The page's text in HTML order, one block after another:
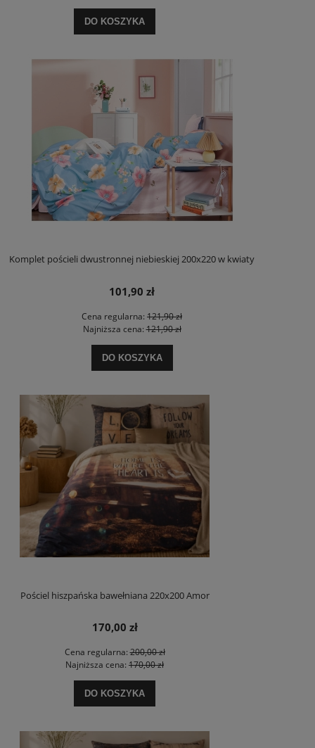
DO KOSZYKA
Komplet pościeli dwustronnej niebieskiej 200x220 w kwiaty
101,90 zł
Cena regularna: 121,90 zł
Najniższa cena:121,90 zł
DO KOSZYKA
Pościel hiszpańska bawełniana 220x200 Amor
170,00 zł
Cena regularna:200,00 zł
Najniższa cena: 170,00 zł
DO KOSZYKA